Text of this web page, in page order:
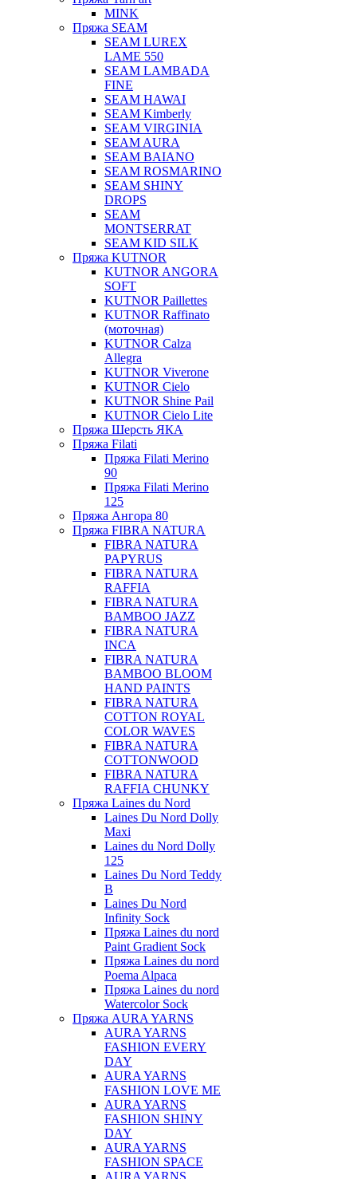
MINK
Пряжа SEAM
SEAM LUREX
LAME 550
SEAM LAMBADA
FINE
SEAM HAWAI
SEAM Kimberly
SEAM VIRGINIA
SEAM AURA
SEAM BAIANO
SEAM ROSMARINO
SEAM SHINY
DROPS
SEAM
MONTSERRAT
SEAM KID SILK
Пряжа KUTNOR
KUTNOR ANGORA
SOFT
KUTNOR Paillettes
KUTNOR Raffinato
(моточная)
KUTNOR Calza
Allegra
KUTNOR Viverone
KUTNOR Cielo
KUTNOR Shine Pail
KUTNOR Cielo Lite
Пряжа Шерсть ЯКА
Пряжа Filati
Пряжа Filati Merino
90
Пряжа Filati Merino
125
Пряжа Ангора 80
Пряжа FIBRA NATURA
FIBRA NATURA
PAPYRUS
FIBRA NATURA
RAFFIA
FIBRA NATURA
BAMBOO JAZZ
FIBRA NATURA
INCA
FIBRA NATURA
BAMBOO BLOOM
HAND PAINTS
FIBRA NATURA
COTTON ROYAL
COLOR WAVES
FIBRA NATURA
COTTONWOOD
FIBRA NATURA
RAFFIA CHUNKY
Пряжа Laines du Nord
Laines Du Nord Dolly
Maxi
Laines du Nord Dolly
125
Laines Du Nord Teddy
B
Laines Du Nord
Infinity Sock
Пряжа Laines du nord
Paint Gradient Sock
Пряжа Laines du nord
Poema Alpaca
Пряжа Laines du nord
Watercolor Sock
Пряжа AURA YARNS
AURA YARNS
FASHION EVERY
DAY
AURA YARNS
FASHION LOVE ME
AURA YARNS
FASHION SHINY
DAY
AURA YARNS
FASHION SPACE
AURA YARNS